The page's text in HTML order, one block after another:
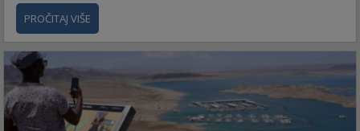
PROČITAJ VIŠE